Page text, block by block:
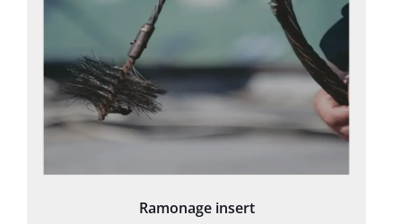
Ramonage insert